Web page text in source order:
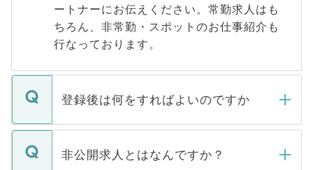
ートナーにお伝えください。常勤求人はも
ちろん、非常勤・スポットのお仕事紹介も
行なっております。
登録後は何をすればよいのですか
ご登録いただきましたら、弊社担当者がご
登録内容を確認し、その後メールもしくは
非公開求人とはなんですか？